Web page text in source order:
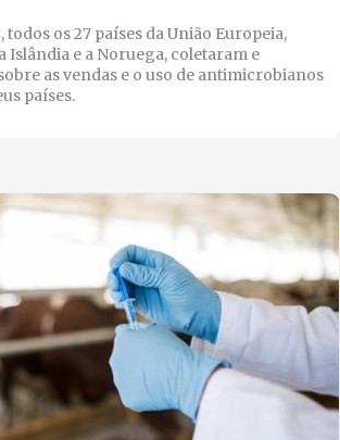
os 27 países da União Europeia,
Islândia e a Noruega, coletaram e
as vendas e o uso de antimicrobianos
países.